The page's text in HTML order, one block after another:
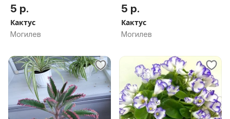
5 р.
Кактус
Могилев
5 р.
Кактус
Могилев